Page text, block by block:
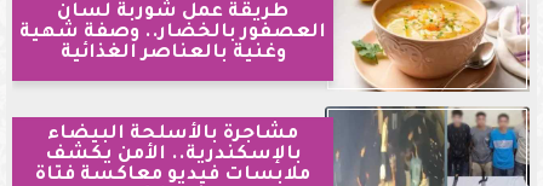
طريقة عمل شوربة لسان
العصفور بالخضار.. وصفة شهية
وغنية بالعناصر الغذائية
مشاجرة بالأسلحة البيضاء
بالإسكندرية.. الأمن يكشف
ملابسات فيديو معاكسة فتاة